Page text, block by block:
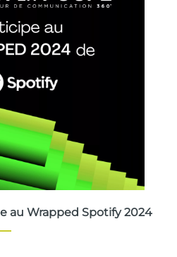
au Wrapped Spotify 2024